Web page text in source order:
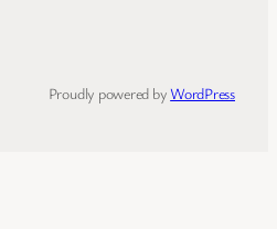
Proudly powered byWordPress